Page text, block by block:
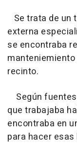
Se trata de un
externa
se encontraba
recinto.
Según
que trabajaba
encontraba en
para hacer